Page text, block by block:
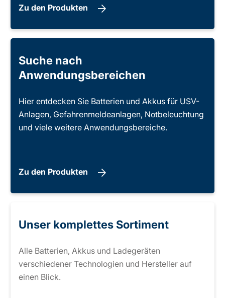
Zu den Produkten
Suche nach
Anwendungsbereichen
Hier entdecken Sie Batterien und Akkus für USV-
Anlagen, Gefahrenmeldeanlagen, Notbeleuchtung
und viele weitere Anwendungsbereiche.
Zu den Produkten
Unser komplettes Sortiment
Alle Batterien, Akkus und Ladegeräten
verschiedener Technologien und Hersteller auf
einen Blick.